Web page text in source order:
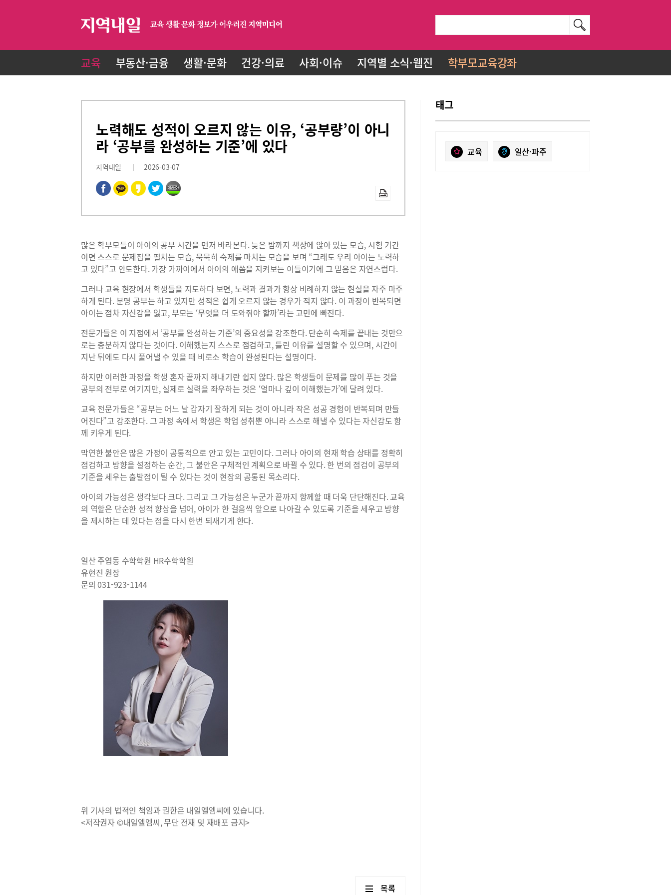
교육 부동산·금융 생활·문화 건강·의료 사회·이슈 지역별 소식·웹진 학부모교육강좌
노력해도 성적이 오르지 않는 이유, ‘공부량’이 아니
라 ‘공부를 완성하는 기준’에 있다
지역내일 2026-03-07
많은 학부모들이 아이의 공부 시간을 먼저 바라본다. 늦은 밤까지 책상에 앉아 있는 모습, 시험 기간
이면 스스로 문제집을 펼치는 모습, 묵묵히 숙제를 마치는 모습을 보며 “그래도 우리 아이는 노력하
고 있다”고 안도한다. 가장 가까이에서 아이의 애씀을 지켜보는 이들이기에 그 믿음은 자연스럽다.
그러나 교육 현장에서 학생들을 지도하다 보면, 노력과 결과가 항상 비례하지 않는 현실을 자주 마주
하게 된다. 분명 공부는 하고 있지만 성적은 쉽게 오르지 않는 경우가 적지 않다. 이 과정이 반복되면
아이는 점차 자신감을 잃고, 부모는 ‘무엇을 더 도와줘야 할까’라는 고민에 빠진다.
전문가들은 이 지점에서 ‘공부를 완성하는 기준’의 중요성을 강조한다. 단순히 숙제를 끝내는 것만으
로는 충분하지 않다는 것이다. 이해했는지 스스로 점검하고, 틀린 이유를 설명할 수 있으며, 시간이
지난 뒤에도 다시 풀어낼 수 있을 때 비로소 학습이 완성된다는 설명이다.
하지만 이러한 과정을 학생 혼자 끝까지 해내기란 쉽지 않다. 많은 학생들이 문제를 많이 푸는 것을
공부의 전부로 여기지만, 실제로 실력을 좌우하는 것은 ‘얼마나 깊이 이해했는가’에 달려 있다.
교육 전문가들은 “공부는 어느 날 갑자기 잘하게 되는 것이 아니라 작은 성공 경험이 반복되며 만들
어진다”고 강조한다. 그 과정 속에서 학생은 학업 성취뿐 아니라 스스로 해낼 수 있다는 자신감도 함
께 키우게 된다.
막연한 불안은 많은 가정이 공통적으로 안고 있는 고민이다. 그러나 아이의 현재 학습 상태를 정확히
점검하고 방향을 설정하는 순간, 그 불안은 구체적인 계획으로 바뀔 수 있다. 한 번의 점검이 공부의
기준을 세우는 출발점이 될 수 있다는 것이 현장의 공통된 목소리다.
아이의 가능성은 생각보다 크다. 그리고 그 가능성은 누군가 끝까지 함께할 때 더욱 단단해진다. 교육
의 역할은 단순한 성적 향상을 넘어, 아이가 한 걸음씩 앞으로 나아갈 수 있도록 기준을 세우고 방향
을 제시하는 데 있다는 점을 다시 한번 되새기게 한다.
일산 주엽동 수학학원 HR수학학원
유현진 원장
문의 031-923-1144
위 기사의 법적인 책임과 권한은 내일엘엠씨에 있습니다.
<저작권자 ©내일엘엠씨, 무단 전재 및 재배포 금지>
목록
태그
교육 일산·파주